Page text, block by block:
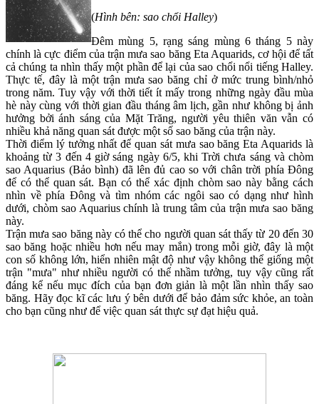
(Hình bên: sao chổi Halley)
Đêm mùng 5, rạng sáng mùng 6 tháng 5 này
chính là cực điểm của trận mưa sao băng Eta Aquarids, cơ hội để tất
cả chúng ta nhìn thấy một phần để lại của sao chổi nổi tiếng Halley.
Thực tế, đây là một trận mưa sao băng chỉ ở mức trung bình/nhỏ
trong năm. Tuy vậy với thời tiết ít mấy trong những ngày đầu mùa
hè này cùng với thời gian đầu tháng âm lịch, gần như không bị ảnh
hưởng bởi ánh sáng của Mặt Trăng, người yêu thiên văn vẫn có
nhiều khả năng quan sát được một số sao băng của trận này.
Thời điểm lý tưởng nhất để quan sát mưa sao băng Eta Aquarids là
khoảng từ 3 đến 4 giờ sáng ngày 6/5, khi Trời chưa sáng và chòm
sao Aquarius (Bảo bình) đã lên đủ cao so với chân trời phía Đông
để có thể quan sát. Bạn có thể xác định chòm sao này bằng cách
nhìn về phía Đông và tìm nhóm các ngôi sao có dạng như hình
dưới, chòm sao Aquarius chính là trung tâm của trận mưa sao băng
này.
Trận mưa sao băng này có thể cho người quan sát thấy từ 20 đến 30
sao băng hoặc nhiều hơn nếu may mắn) trong mỗi giờ, đây là một
con số không lớn, hiển nhiên mật độ như vậy không thể giống một
trận "mưa" như nhiều người có thể nhầm tưởng, tuy vậy cũng rất
đáng kể nếu mục đích của bạn đơn giản là một lần nhìn thấy sao
băng. Hãy đọc kĩ các lưu ý bên dưới để bảo đảm sức khỏe, an toàn
cho bạn cũng như để việc quan sát thực sự đạt hiệu quả.